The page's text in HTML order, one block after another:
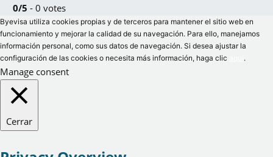
0/5 - 0 votes
Byevisa utiliza cookies propias y de terceros para mantener el sitio web en
funcionamiento y mejorar la calidad de su navegación. Para ello, manejamos
información personal, como sus datos de navegación. Si desea ajustar la
configuración de las cookies o necesita más información, haga clic
.
Manage consent
Cerrar